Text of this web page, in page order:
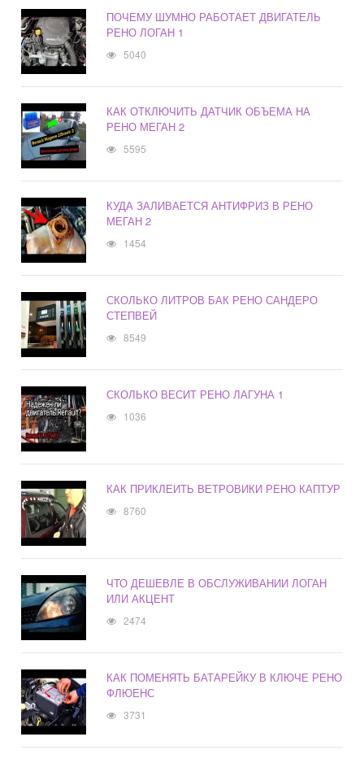
ПОЧЕМУ ШУМНО РАБОТАЕТ ДВИГАТЕЛЬ
РЕНО ЛОГАН 1
5040
КАК ОТКЛЮЧИТЬ ДАТЧИК ОБЪЕМА НА
РЕНО МЕГАН 2
5595
КУДА ЗАЛИВАЕТСЯ АНТИФРИЗ В РЕНО
МЕГАН 2
1454
СКОЛЬКО ЛИТРОВ БАК РЕНО САНДЕРО
СТЕПВЕЙ
8549
СКОЛЬКО ВЕСИТ РЕНО ЛАГУНА 1
1036
КАК ПРИКЛЕИТЬ ВЕТРОВИКИ РЕНО КАПТУР
8760
ЧТО ДЕШЕВЛЕ В ОБСЛУЖИВАНИИ ЛОГАН
ИЛИ АКЦЕНТ
2474
КАК ПОМЕНЯТЬ БАТАРЕЙКУ В КЛЮЧЕ РЕНО
ФЛЮЕНС
3731